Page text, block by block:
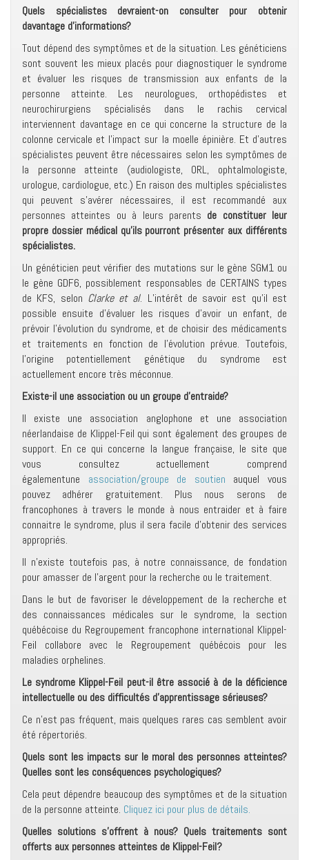
Quels spécialistes devraient-on consulter pour obtenir
davantage d’informations?
Tout dépend des symptômes et de la situation. Les généticiens
sont souvent les mieux placés pour diagnostiquer le syndrome
et évaluer les risques de transmission aux enfants de la
personne atteinte. Les neurologues, orthopédistes et
neurochirurgiens spécialisés dans le rachis cervical
interviennent davantage en ce qui concerne la structure de la
colonne cervicale et l’impact sur la moelle épinière. Et d’autres
spécialistes peuvent être nécessaires selon les symptômes de
la personne atteinte (audiologiste, ORL, ophtalmologiste,
urologue, cardiologue, etc.) En raison des multiples spécialistes
qui peuvent s’avérer nécessaires, il est recommandé aux
personnes atteintes ou à leurs parents de constituer leur
propre dossier médical qu’ils pourront présenter aux différents
spécialistes.
Un généticien peut vérifier des mutations sur le gène SGM1 ou
le gène GDF6, possiblement responsables de CERTAINS types
de KFS, selon Clarke et al. L’intérêt de savoir est qu’il est
possible ensuite d’évaluer les risques d’avoir un enfant, de
prévoir l’évolution du syndrome, et de choisir des médicaments
et traitements en fonction de l’évolution prévue. Toutefois,
l’origine potentiellement génétique du syndrome est
actuellement encore très méconnue.
Existe-il une association ou un groupe d’entraide?
Il existe une association anglophone et une association
néerlandaise de Klippel-Feil qui sont également des groupes de
support. En ce qui concerne la langue française, le site que
vous consultez actuellement comprend
égalementune association/groupe de soutien auquel vous
pouvez adhérer gratuitement. Plus nous serons de
francophones à travers le monde à nous entraider et à faire
connaitre le syndrome, plus il sera facile d’obtenir des services
appropriés.
Il n’existe toutefois pas, à notre connaissance, de fondation
pour amasser de l’argent pour la recherche ou le traitement.
Dans le but de favoriser le développement de la recherche et
des connaissances médicales sur le syndrome, la section
québécoise du Regroupement francophone international Klippel-
Feil collabore avec le Regroupement québécois pour les
maladies orphelines.
Le syndrome Klippel-Feil peut-il être associé à de la déficience
intellectuelle ou des difficultés d’apprentissage sérieuses?
Ce n’est pas fréquent, mais quelques rares cas semblent avoir
été répertoriés.
Quels sont les impacts sur le moral des personnes atteintes?
Quelles sont les conséquences psychologiques?
Cela peut dépendre beaucoup des symptômes et de la situation
de la personne atteinte. Cliquez ici pour plus de détails.
Quelles solutions s’offrent à nous? Quels traitements sont
offerts aux personnes atteintes de Klippel-Feil?